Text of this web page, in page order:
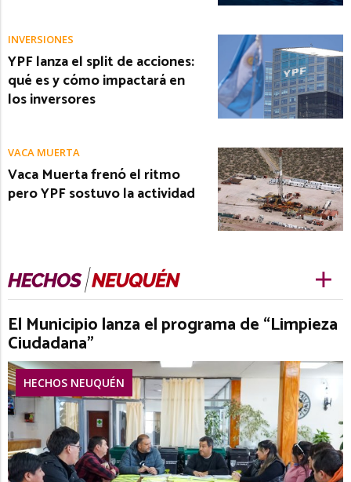
INVERSIONES
YPF lanza el split de acciones:
qué es y cómo impactará en
los inversores
VACA MUERTA
Vaca Muerta frenó el ritmo
pero YPF sostuvo la actividad
El Municipio lanza el programa de “Limpieza
Ciudadana”
HECHOS NEUQUÉN